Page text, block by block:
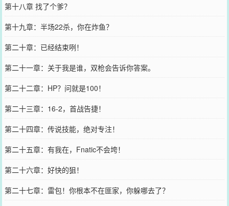
第十八章 找了个爹？
第十九章：半场22杀，你在炸鱼？
第二十章：已经结束咧！
第二十一章：关于我是谁，双枪会告诉你答案。
第二十二章：HP？问就是100！
第二十三章：16-2，首战告捷！
第二十四章：传说技能，绝对专注！
第二十五章：有我在，Fnatic不会垮！
第二十六章：好快的狙！
第二十七章：雷包！你根本不在匪家，你躲哪去了？